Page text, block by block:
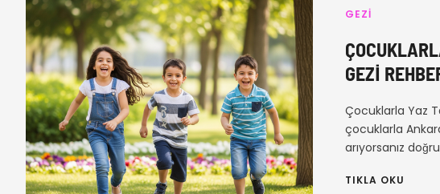
GEZI
GEZI
Çocuklarla Yaz
çocuklarla
arıyorsanız
TIKLA OKU